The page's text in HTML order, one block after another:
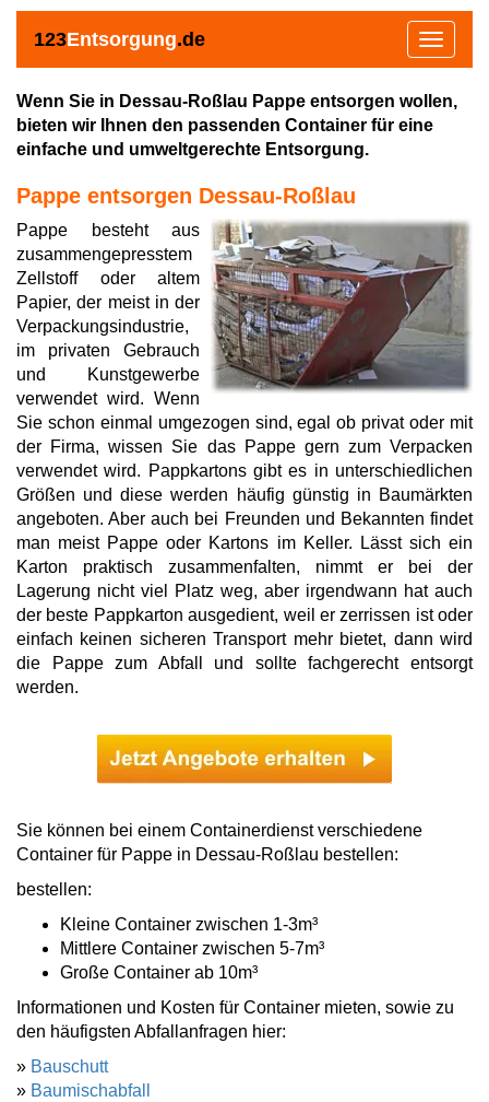
123Entsorgung.de
Toggle
Wenn Sie in Dessau-Roßlau Pappe entsorgen wollen,
bieten wir Ihnen den passenden Container für eine
einfache und umweltgerechte Entsorgung.
Pappe entsorgen Dessau-Roßlau
Pappe besteht aus
zusammengepresstem
Zellstoff oder altem
Papier, der meist in der
Verpackungsindustrie,
im privaten Gebrauch
und Kunstgewerbe
verwendet wird. Wenn
Sie schon einmal umgezogen sind, egal ob privat oder mit
der Firma, wissen Sie das Pappe gern zum Verpacken
verwendet wird. Pappkartons gibt es in unterschiedlichen
Größen und diese werden häufig günstig in Baumärkten
angeboten. Aber auch bei Freunden und Bekannten findet
man meist Pappe oder Kartons im Keller. Lässt sich ein
Karton praktisch zusammenfalten, nimmt er bei der
Lagerung nicht viel Platz weg, aber irgendwann hat auch
der beste Pappkarton ausgedient, weil er zerrissen ist oder
einfach keinen sicheren Transport mehr bietet, dann wird
die Pappe zum Abfall und sollte fachgerecht entsorgt
werden.
Sie können bei einem Containerdienst verschiedene
Container für Pappe in Dessau-Roßlau bestellen:
bestellen:
Kleine Container zwischen 1-3m³
Mittlere Container zwischen 5-7m³
Große Container ab 10m³
Informationen und Kosten für Container mieten, sowie zu
den häufigsten Abfallanfragen hier:
» Bauschutt
» Baumischabfall